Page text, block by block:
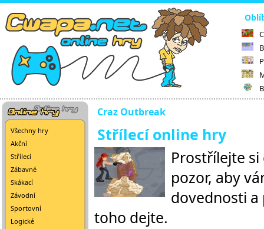
Všechny hry
Akční
Střílecí
Zábavné
Skákací
Závodní
Sportovní
Logické
Craz Outbreak
Střílecí online hry
Prostřílejte
pozor, aby
dovednosti a
toho dejte.